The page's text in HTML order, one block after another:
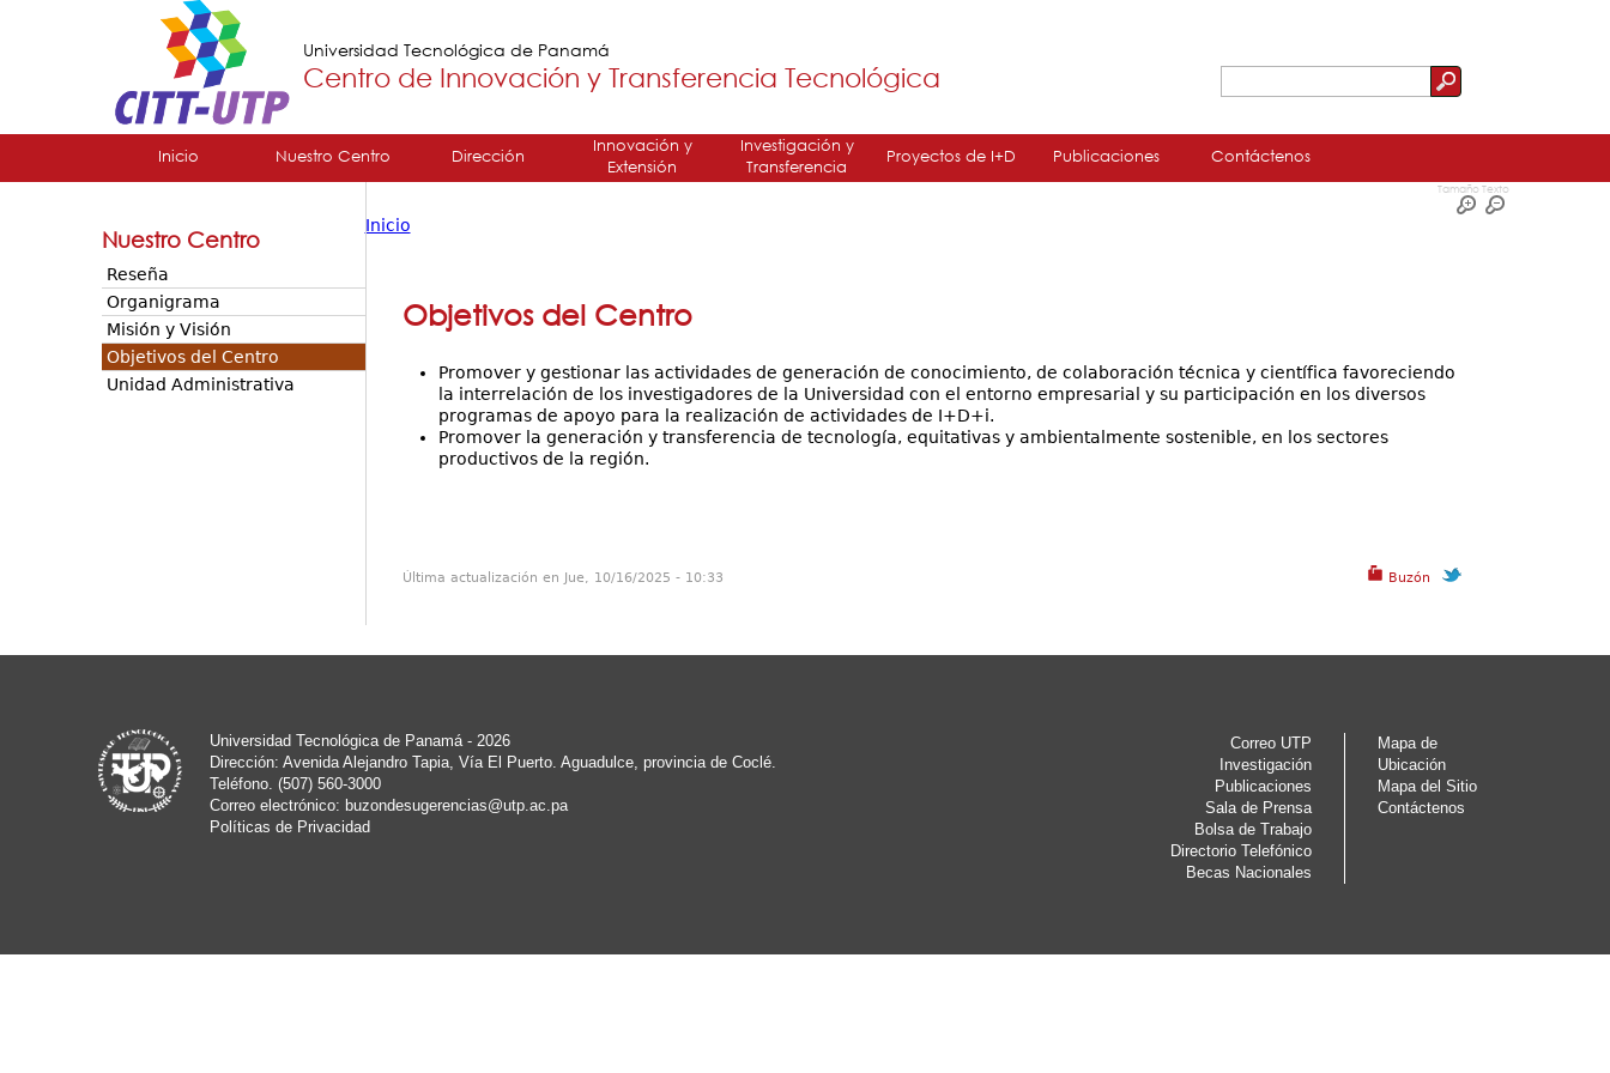
de
Universidad Tecnológica de Panamá
Centro de Innovación y Transferencia Tecnológica
Tropical
Principal
Inicio Nuestro Centro Dirección
Innovación y
Extensión
Investigación y
Transferencia
Proyectos de I+D Publicaciones Contáctenos
Tamaño Texto
está
aquí
Inicio
Objetivos del Centro
Promover y gestionar las actividades de generación de conocimiento, de colaboración técnica y científica favoreciendo
la interrelación de los investigadores de la Universidad con el entorno empresarial y su participación en los diversos
programas de apoyo para la realización de actividades de I+D+i.
Promover la generación y transferencia de tecnología, equitativas y ambientalmente sostenible, en los sectores
productivos de la región.
Buzón
Última actualización en Jue, 10/16/2025 - 10:33
Nuestro Centro
Reseña
Organigrama
Misión y Visión
Objetivos del Centro
Unidad Administrativa
Correo UTP
Investigación
Publicaciones
Sala de Prensa
Bolsa de Trabajo
Directorio Telefónico
Becas Nacionales
Mapa de
Ubicación
Mapa del Sitio
Contáctenos
Universidad Tecnológica de Panamá - 2026
Dirección: Avenida Alejandro Tapia, Vía El Puerto. Aguadulce, provincia de Coclé.
Teléfono. (507) 560-3000
Correo electrónico: buzondesugerencias@utp.ac.pa
Políticas de Privacidad